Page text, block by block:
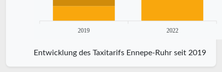
2019 2022
Entwicklung des Taxitarifs Ennepe-Ruhr seit 2019